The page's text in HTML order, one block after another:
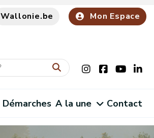
Wallonie.be Mon Espace
Démarches A la une Contact